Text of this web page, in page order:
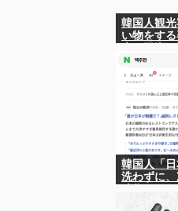
韓国人観
い物をす
韓国人「
洗わずに
には「ア